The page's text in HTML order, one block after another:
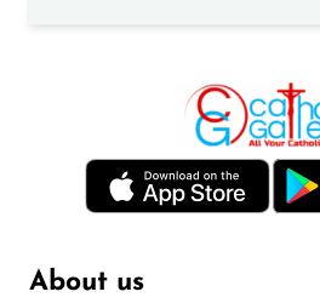
About us